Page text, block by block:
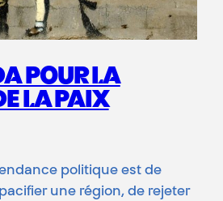
POUR LA
LA PAIX
politique est de
une région, de rejeter